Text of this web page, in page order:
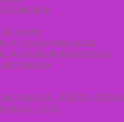
Preparations
волосами
для стайлинга волос
для окрашивание волос
мужчин
мужчин – 1922 by J.M.
волос – Сare